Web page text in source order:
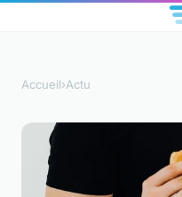
Accueil›Actu